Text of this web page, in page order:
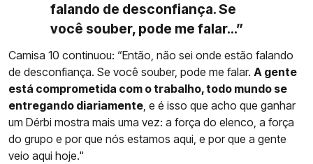
falando de desconfiança. Se
você souber, pode me falar...”
Camisa 10 continuou: “Então, não sei onde estão falando
de desconfiança. Se você souber, pode me falar. A gente
está comprometida com o trabalho, todo mundo se
entregando diariamente, e é isso que acho que ganhar
um Dérbi mostra mais uma vez: a força do elenco, a força
do grupo e por que nós estamos aqui, e por que a gente
veio aqui hoje."